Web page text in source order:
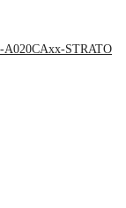
A020CAxx-STRATO